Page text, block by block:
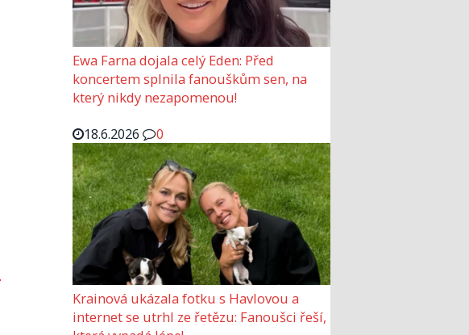
Ewa Farna dojala celý Eden: Před
koncertem splnila fanouškům sen, na
který nikdy nezapomenou!
18.6.2026
0
Krainová ukázala fotku s Havlovou a
internet se utrhl ze řetězu: Fanoušci řeší,